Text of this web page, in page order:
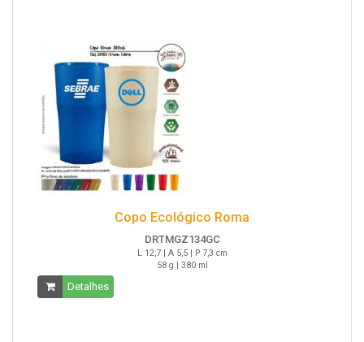
Copo Ecológico Roma
DRTMGZ134GC
L 12,7 | A 5,5 | P 7,3 cm
58 g | 380 ml
Detalhes